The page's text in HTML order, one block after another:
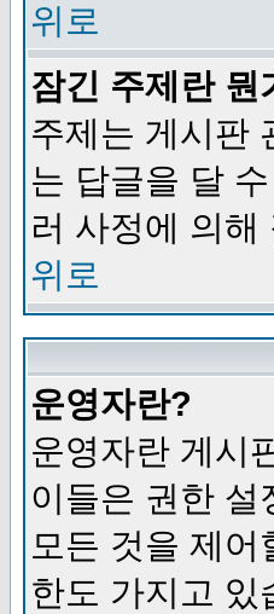
위로
잠긴 주제란 뭔
주제는 게시판
는 답글을 달
러 사정에 의해
위로
운영자란?
운영자란 게시
이들은 권한 설
모든 것을 제
한도 가지고 있